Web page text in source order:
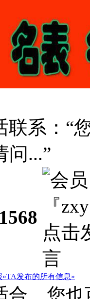
联系：“
问...”
»TA发布的所有信息»
合，您